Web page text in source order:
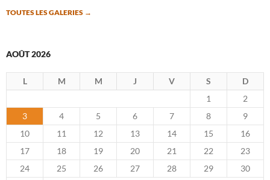
TOUTES LES GALERIES →
AOÛT 2026
L M M J V S
D
1
2
3
4 5 6 7 8
9
10
11 12 13 14 15
16
17
18 19 20 21 22
23
24
25 26 27 28 29
30